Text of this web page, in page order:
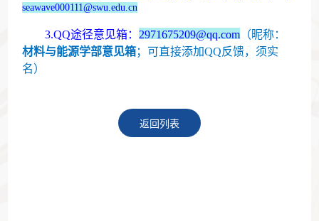
seawave000111@swu.edu.cn
3.QQ途径意见箱： 2971675209@qq.com （昵称：
材料与能源学部意见箱；可直接添加QQ反馈，须实
名）
返回列表